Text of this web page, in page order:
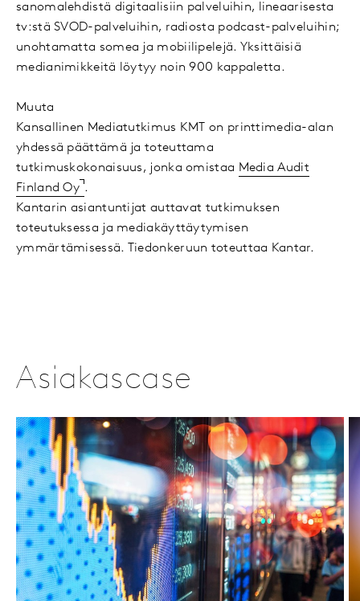
sanomalehdistä digitaalisiin palveluihin, lineaarisesta
tv:stä SVOD-palveluihin, radiosta podcast-palveluihin;
unohtamatta somea ja mobiilipelejä. Yksittäisiä
medianimikkeitä löytyy noin 900 kappaletta.
Muuta
Kansallinen Mediatutkimus KMT on printtimedia-alan
yhdessä päättämä ja toteuttama
tutkimuskokonaisuus, jonka omistaa Media Audit
Finland Oy .
Kantarin asiantuntijat auttavat tutkimuksen
toteutuksessa ja mediakäyttäytymisen
ymmärtämisessä. Tiedonkeruun toteuttaa Kantar.
Asiakascase